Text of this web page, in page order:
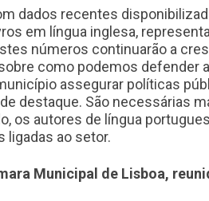
dados recentes
em língua inglesa,
números continuarão a
como podemos defender
assegurar políticas
de destaque. São necessárias
os autores de língua
ligadas ao setor.
Municipal de Lisboa,